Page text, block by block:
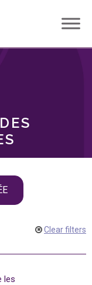
Clear filters
les